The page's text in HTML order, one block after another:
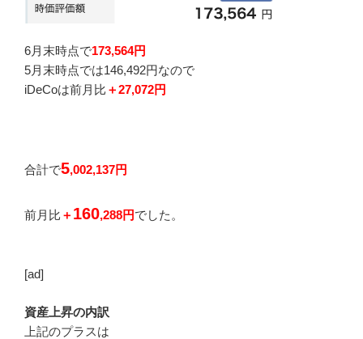
6月末時点で173,564円
5月末時点では146,492円なので
iDeCoは前月比 ＋27,072円
合計で5,002,137円
前月比 ＋ 160,288円でした。
[ad]
資産上昇の内訳
上記のプラスは